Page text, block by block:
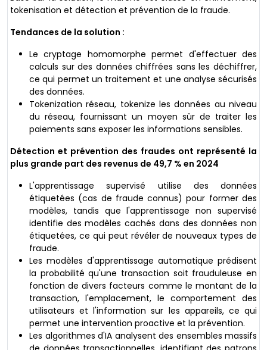
tokenisation et détection et prévention de la fraude.
Tendances de la solution :
Le cryptage homomorphe permet d'effectuer des
calculs sur des données chiffrées sans les déchiffrer,
ce qui permet un traitement et une analyse sécurisés
des données.
Tokenization réseau, tokenize les données au niveau
du réseau, fournissant un moyen sûr de traiter les
paiements sans exposer les informations sensibles.
Détection et prévention des fraudes ont représenté la
plus grande part des revenus de 49,7 % en 2024
L'apprentissage supervisé utilise des données
étiquetées (cas de fraude connus) pour former des
modèles, tandis que l'apprentissage non supervisé
identifie des modèles cachés dans des données non
étiquetées, ce qui peut révéler de nouveaux types de
fraude.
Les modèles d'apprentissage automatique prédisent
la probabilité qu'une transaction soit frauduleuse en
fonction de divers facteurs comme le montant de la
transaction, l'emplacement, le comportement des
utilisateurs et l'information sur les appareils, ce qui
permet une intervention proactive et la prévention.
Les algorithmes d'IA analysent des ensembles massifs